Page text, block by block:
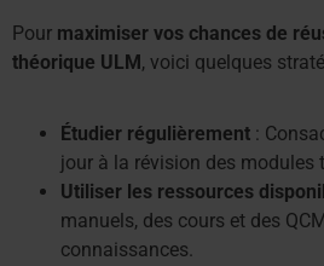
Pour maximiser vos chances de
théorique ULM, voici quelques
Étudier régulièrement :
jour à la révision des modules
Utiliser les ressources
manuels, des cours et des
connaissances.